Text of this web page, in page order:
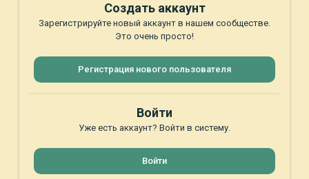
Создать аккаунт
Зарегистрируйте новый аккаунт в нашем сообществе.
Это очень просто!
Регистрация нового пользователя
Войти
Уже есть аккаунт? Войти в систему.
Войти